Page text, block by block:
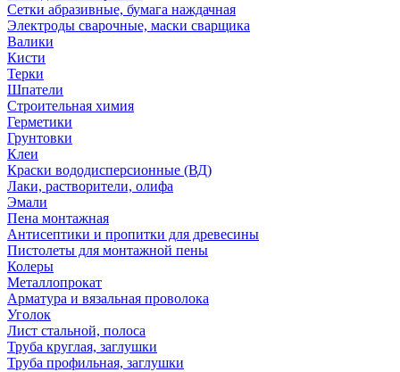
Сетки абразивные, бумага наждачная
Электроды сварочные, маски сварщика
Валики
Кисти
Терки
Шпатели
Строительная химия
Герметики
Грунтовки
Клеи
Краски вододисперсионные (ВД)
Лаки, растворители, олифа
Эмали
Пена монтажная
Антисептики и пропитки для древесины
Пистолеты для монтажной пены
Колеры
Металлопрокат
Арматура и вязальная проволока
Уголок
Лист стальной, полоса
Труба круглая, заглушки
Труба профильная, заглушки